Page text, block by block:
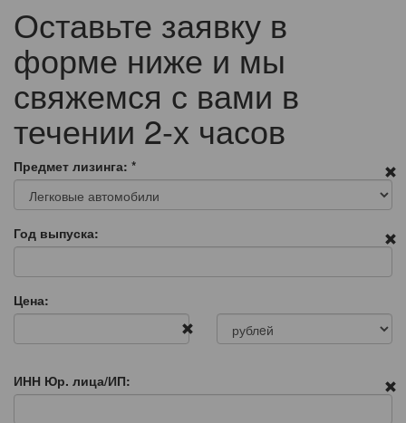
Оставьте заявку в
форме ниже и мы
свяжемся с вами в
течении 2-х часов
Предмет лизинга: *
Год выпуска:
Цена:
ИНН Юр. лица/ИП: